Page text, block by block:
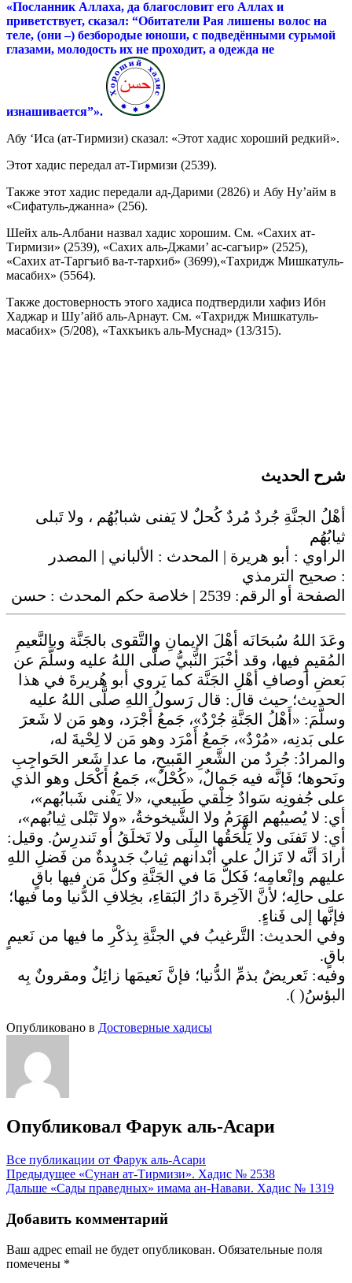
«Посланник Аллаха, да благословит его Аллах и
приветствует, сказал: “Обитатели Рая лишены волос на
теле, (они –) безбородые юноши, с подведёнными сурьмой
глазами, молодость их не проходит, а одежда не
изнашивается”».
Абу ‘Иса (ат-Тирмизи) сказал: «Этот хадис хороший редкий».
Этот хадис передал ат-Тирмизи (2539).
Также этот хадис передали ад-Дарими (2826) и Абу Ну’айм в
«Сифатуль-джанна» (256).
Шейх аль-Албани назвал хадис хорошим. См. «Сахих ат-
Тирмизи» (2539), «Сахих аль-Джами’ ас-сагъир» (2525),
«Сахих ат-Таргъиб ва-т-тархиб» (3699),«Тахридж Мишкатуль-
масабих» (5564).
Также достоверность этого хадиса подтвердили хафиз Ибн
Хаджар и Шу’айб аль-Арнаут. См. «Тахридж Мишкатуль-
масабих» (5/208), «Тахкъикъ аль-Муснад» (13/315).
شرح الحديث
أهْلُ الجنَّةِ جُردٌ مُردٌ كُحلٌ لا يَفنى شبابُهُم ، ولا تَبلى
ثيابُهُم
الراوي : أبو هريرة | المحدث : الألباني | المصدر
: صحيح الترمذي
الصفحة أو الرقم: 2539 | خلاصة حكم المحدث : حسن
وعَدَ اللهُ سُبحَانَه أهْلَ الإيمانِ والتَّقوى بالجَنَّة وبالنَّعيمِ
المُقيمِ فيها، وقد أخْبَرَ النَّبيُّ صلَّى اللهُ عليه وسلَّمَ عن
بَعضِ أوصافِ أهْلِ الجَنَّة كما يَروي أبو هُريرةَ في هذا
الحديث؛ حيث قال: قال رَسولُ اللهِ صلَّى اللهُ عليه
وسلَّمَ: «أَهْلُ الجَنَّةِ جُرْدٌ»، جَمعُ أَجْرَد، وهو مَن لا شَعرَ
على بَدنِه، «مُرْدٌ»، جَمعُ أَمْرَد وهو مَن لا لِحْيةَ له،
والمرادُ: جُردٌ من الشَّعرِ القَبيحِ، ما عدا شَعر الحَواجِبِ
ونَحوها؛ فَإنَّه فيه جَمالٌ، «كُحْلٌ»، جَمعُ أَكْحَل وهو الذي
على جُفونِه سَوادٌ خِلْقي طَبيعي، «لا يَفْنى شَبابُهم»،
أي: لا يُصيبُهم الهَرَمُ ولا الشَّيخوخةُ، «ولا تَبْلى ثِيابُهم»،
أي: لا تَفنَى ولا يَلْحَقُها البِلَى ولا تَخلَقُ أو تَندرِسُ. وقيل:
أرادَ أنَّه لا تَزالُ على أبْدانهم ثِيابٌ جَديدةٌ من فَضلِ اللهِ
عليهم وإنْعامِه؛ فَكلُّ مَا في الجَنَّةِ وكلُّ مَن فيها باقٍ
على حالِه؛ لأنَّ الآخِرةَ دارُ البَقاءِ، بخِلافِ الدُّنيا وما فيها؛
فإنَّها إلى فَناءٍ.
وفي الحديث: التَّرغيبُ في الجنَّةِ بِذكْرِ ما فيها من نَعيمٍ
باقٍ.
وفيه: تَعريضٌ بذمِّ الدُّنيا؛ فإنَّ نَعيمَها زائِلٌ ومقرونٌ بِه
البؤسُ( ).
Опубликовано в Достоверные хадисы
Опубликовал Фарук аль-Асари
Все публикации от Фарук аль-Асари
Навигация
по
записям
Предыдущее «Сунан ат-Тирмизи». Хадис № 2538
Дальше «Сады праведных» имама ан-Навави. Хадис № 1319
Добавить комментарий
Ваш адрес email не будет опубликован. Обязательные поля
помечены *